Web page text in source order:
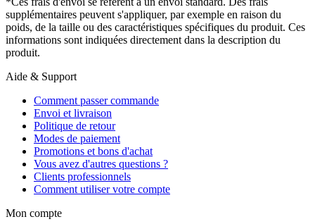
supplémentaires peuvent s'appliquer, par exemple en raison du
poids, de la taille ou des caractéristiques spécifiques du produit. Ces
informations sont indiquées directement dans la description du
produit.
Aide & Support
Comment passer commande
Envoi et livraison
Politique de retour
Modes de paiement
Promotions et bons d'achat
Vous avez d'autres questions ?
Clients professionnels
Comment utiliser votre compte
Mon compte